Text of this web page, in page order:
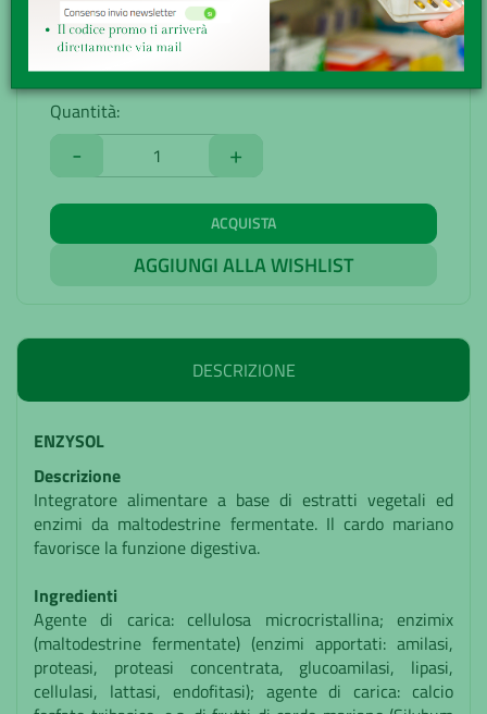
26,70€
Quantità:
- +
ACQUISTA
AGGIUNGI ALLA WISHLIST
DESCRIZIONE
ENZYSOL
Descrizione
Integratore alimentare a base di estratti vegetali ed
enzimi da maltodestrine fermentate. Il cardo mariano
favorisce la funzione digestiva.
Ingredienti
Agente di carica: cellulosa microcristallina; enzimix
(maltodestrine fermentate) (enzimi apportati: amilasi,
proteasi, proteasi concentrata, glucoamilasi, lipasi,
cellulasi, lattasi, endofitasi); agente di carica: calcio